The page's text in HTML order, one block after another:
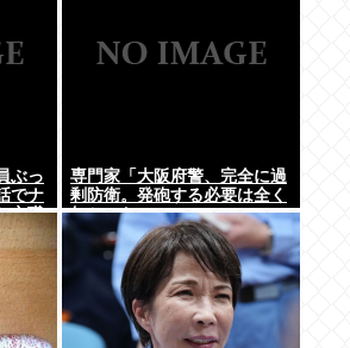
ぶっ
でナ
市職
専門家「大阪府警、完全に過
剰防衛。発砲する必要は全く
無かった」